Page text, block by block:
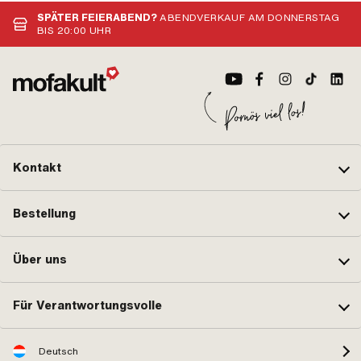
SPÄTER FEIERABEND?ABENDVERKAUF AM DONNERSTAG
BIS 20:00 UHR
Kontakt
Bestellung
Über uns
Für Verantwortungsvolle
Deutsch